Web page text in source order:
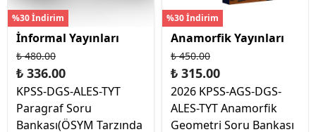
%30 İndirim
İnformal Yayınları
₺ 480.00
₺ 336.00
KPSS-DGS-ALES-TYT
Paragraf Soru
Bankası(ÖSYM Tarzında
%30 İndirim
Anamorfik Yayınları
₺ 450.00
₺ 315.00
2026 KPSS-AGS-DGS-
ALES-TYT Anamorfik
Geometri Soru Bankası